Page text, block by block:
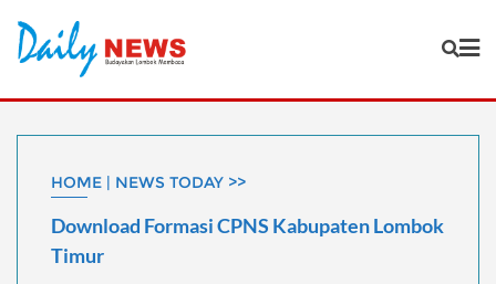
content
HOME | NEWS TODAY >>
Download Formasi CPNS Kabupaten Lombok
Timur